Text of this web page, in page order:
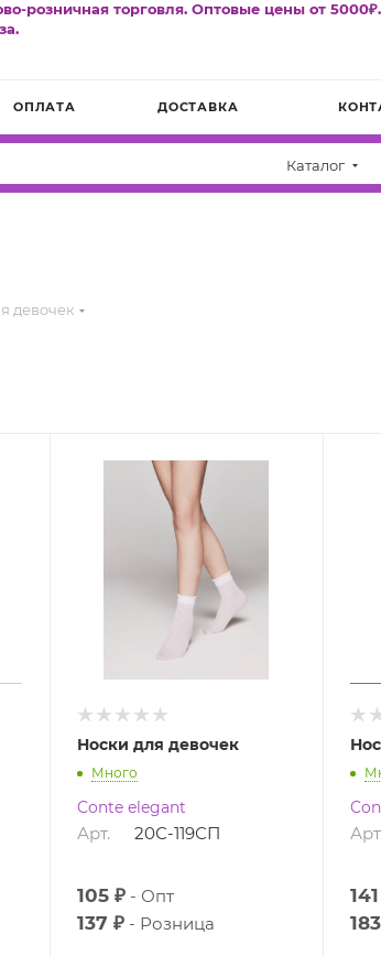
розничная торговля. Оптовые цены от
ОПЛАТА ДОСТАВКА
Каталог
девочек
Носки для девочек
Много
Conte elegant
Арт. 20С-119СП
105 ₽ Опт
137 ₽ Розница
Арт.